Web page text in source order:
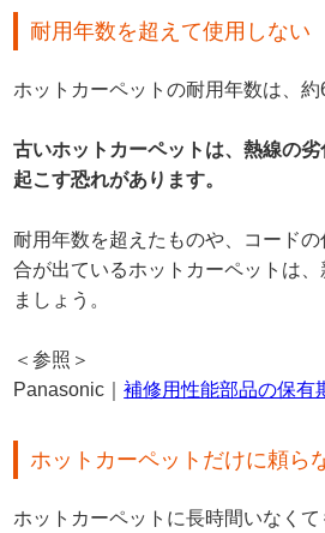
耐用年数を超えて使用しない
ホットカーペットの耐用年数は、約
古いホットカーペットは、熱線の
起こす恐れがあります。
耐用年数を超えたものや、コード
合が出ているホットカーペットは、
ましょう。
＜参照＞
Panasonic｜補修用性能部品の保有
ホットカーペットだけに頼ら
ホットカーペットに長時間いなく